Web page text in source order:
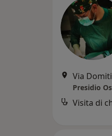
Via
Presidio
Visita di